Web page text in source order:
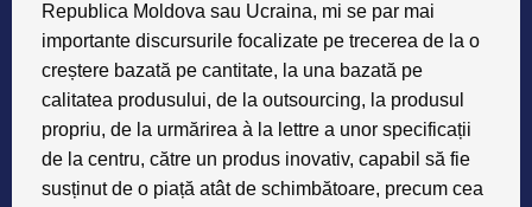
Republica Moldova sau Ucraina, mi se par mai
importante discursurile focalizate pe trecerea de la o
creștere bazată pe cantitate, la una bazată pe
calitatea produsului, de la outsourcing, la produsul
propriu, de la urmărirea à la lettre a unor specificații
de la centru, către un produs inovativ, capabil să fie
susținut de o piață atât de schimbătoare, precum cea